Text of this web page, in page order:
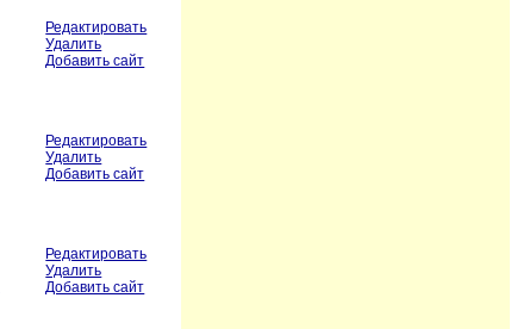
Редактировать
Удалить
Добавить сайт
Редактировать
Удалить
Добавить сайт
Редактировать
Удалить
Добавить сайт